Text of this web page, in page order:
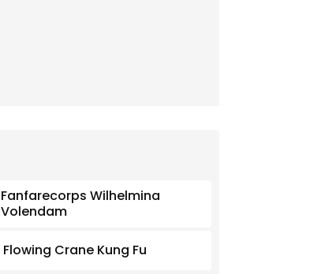
Fanfarecorps Wilhelmina
Volendam
Flowing Crane Kung Fu